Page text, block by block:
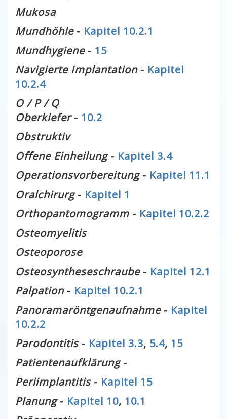
Mukosa
Mundhöhle- Kapitel 10.2.1
Mundhygiene- 15
Navigierte Implantation- Kapitel
10.2.4
O / P / Q
Oberkiefer- 10.2
Obstruktiv
Offene Einheilung- Kapitel 3.4
Operationsvorbereitung- Kapitel 11.1
Oralchirurg- Kapitel 1
Orthopantomogramm - Kapitel 10.2.2
Osteomyelitis
Osteoporose
Osteosyntheseschraube- Kapitel 12.1
Palpation- Kapitel 10.2.1
Panoramaröntgenaufnahme- Kapitel
10.2.2
Parodontitis- Kapitel 3.3, 5.4, 15
Patientenaufklärung-
Periimplantitis- Kapitel 15
Planung- Kapitel 10, 10.1